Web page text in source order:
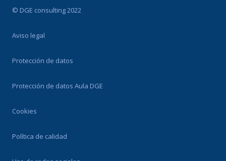
© DGE consulting 2022
Aviso legal
Protección de datos
Protección de datos Aula DGE
Cookies
Política de calidad